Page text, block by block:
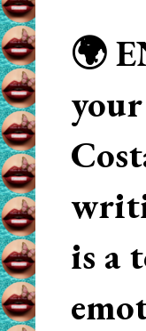
🌍
is a